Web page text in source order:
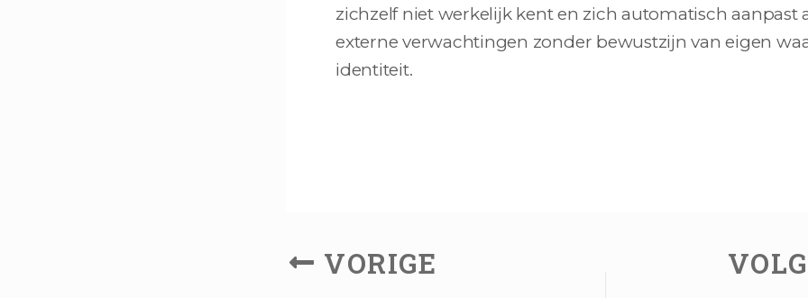
zichzelf niet werkelijk kent en zich automatisch aanpast
externe verwachtingen zonder bewustzijn van eigen
identiteit.
VORIGE